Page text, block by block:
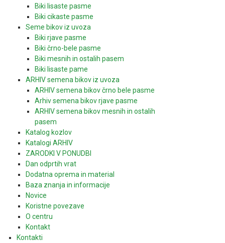
Biki lisaste pasme
Biki cikaste pasme
Seme bikov iz uvoza
Biki rjave pasme
Biki črno-bele pasme
Biki mesnih in ostalih pasem
Biki lisaste pame
ARHIV semena bikov iz uvoza
ARHIV semena bikov črno bele pasme
Arhiv semena bikov rjave pasme
ARHIV semena bikov mesnih in ostalih
pasem
Katalog kozlov
Katalogi ARHIV
ZARODKI V PONUDBI
Dan odprtih vrat
Dodatna oprema in material
Baza znanja in informacije
Novice
Koristne povezave
O centru
Kontakt
Kontakti